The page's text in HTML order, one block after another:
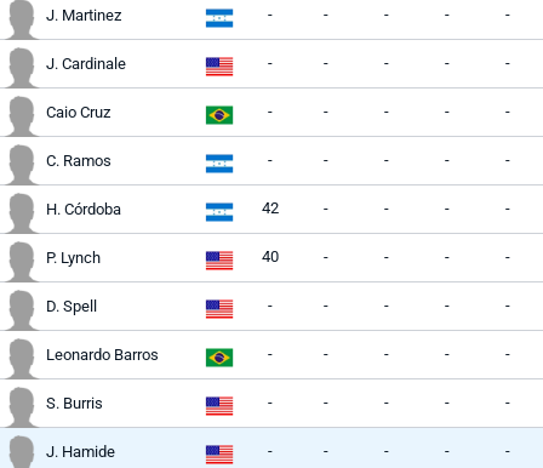
J. Martinez - - - - -
J. Cardinale - - - - -
Caio Cruz - - - - -
C. Ramos - - - - -
H. Córdoba 42 - - - -
P. Lynch 40 - - - -
D. Spell - - - - -
Leonardo Barros - - - - -
S. Burris - - - - -
J. Hamide - - - - -